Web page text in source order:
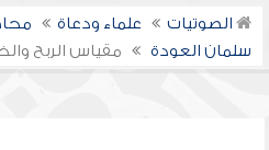
الصوتيات علماء ودعاة
سلمان العودة
مقياس الربح